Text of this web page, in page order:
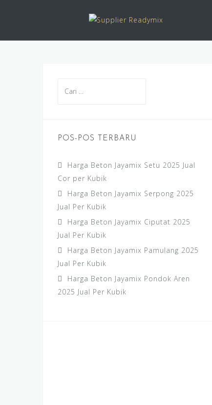
untuk:
POS-POS TERBARU
Harga Beton Jayamix Setu 2025 Jual
Cor per Kubik
Harga Beton Jayamix Serpong 2025
Jual Per Kubik
Harga Beton Jayamix Ciputat 2025
Jual Per Kubik
Harga Beton Jayamix Pamulang 2025
Jual Per Kubik
Harga Beton Jayamix Pondok Aren
2025 Jual Per Kubik